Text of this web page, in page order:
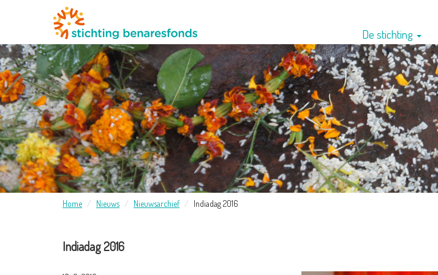
De stichting
Home Nieuws Nieuwsarchief Indiadag 2016
Indiadag 2016